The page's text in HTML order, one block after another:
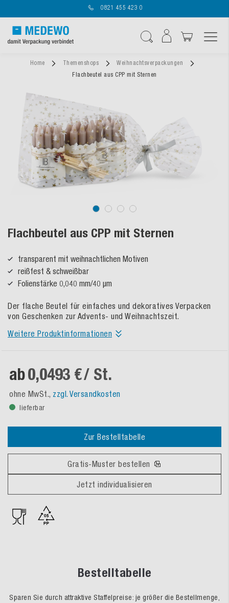
0821 455 423 0
Home Themenshops
Weihnachtsverpackungen
Flachbeutel aus CPP mit Sternen
Flachbeutel aus CPP mit Sternen
transparent mit weihnachtlichen Motiven
reißfest & schweißbar
Folienstärke 0,040 mm/40 µm
Der flache Beutel für einfaches und dekoratives Verpacken
von Geschenken zur Advents- und Weihnachtszeit.
Weitere Produktinformationen
ab0,0493 €/ St.
ohne MwSt., zzgl. Versandkosten
lieferbar
Zur Bestelltabelle
Gratis-Muster bestellen
Jetzt individualisieren
Bestelltabelle
Sparen Sie durch attraktive Staffelpreise: je größer die Bestellmenge,